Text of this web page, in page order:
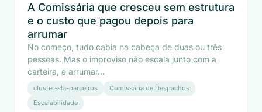
A Comissária que cresceu sem estrutura
e o custo que pagou depois para
arrumar
No começo, tudo cabia na cabeça de duas ou três
pessoas. Mas o improviso não escala junto com a
carteira, e arrumar...
cluster-sla-parceiros
Comissária de Despachos
Escalabilidade